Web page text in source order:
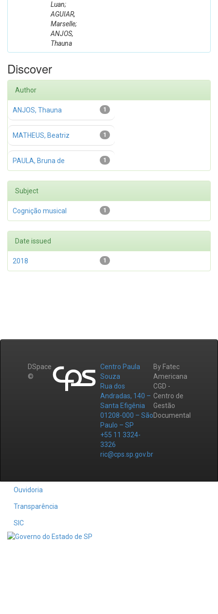
Luan;
AGUIAR,
Marselle;
ANJOS,
Thauna
Discover
Author
1
ANJOS, Thauna
1
MATHEUS, Beatriz
1
PAULA, Bruna de
Subject
1
Cognição musical
Date issued
1
2018
DSpace
©
Centro Paula
Souza
Rua dos
Andradas, 140 –
Santa Efigênia
01208-000 – São
Paulo – SP
+55 11 3324-
3326
ric@cps.sp.gov.br
By Fatec
Americana
CGD -
Centro de
Gestão
Documental
Ouvidoria
Transparência
SIC